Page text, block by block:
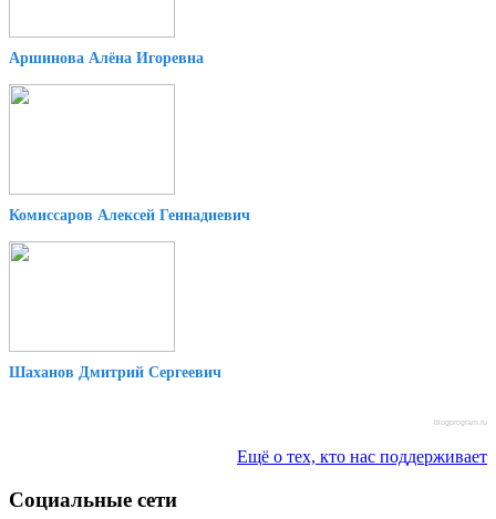
Аршинова Алёна Игоревна
Комиссаров Алексей Геннадиевич
Шаханов Дмитрий Сергеевич
blogprogram.ru
Ещё о тех, кто нас поддерживает
Социальные сети